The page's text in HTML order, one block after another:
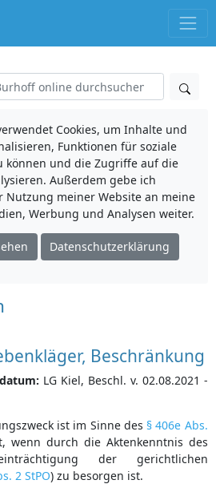
Cookies, um Inhalte und
Funktionen für soziale
können und die Zugriffe auf die
Außerdem gebe ich
meiner Website an meine
Werbung und Analysen weiter.
Datenschutzerklärung
Beschränkung
LG Kiel, Beschl. v. 02.08.2021 -
ist im Sinne des § 406e Abs.
wenn durch die Aktenkenntnis des
der gerichtlichen
2 StPO) zu besorgen ist.